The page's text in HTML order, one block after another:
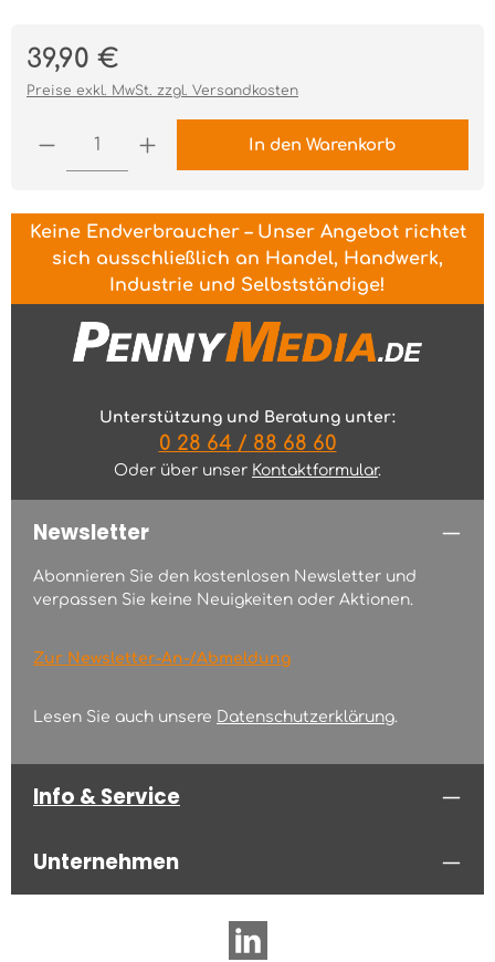
Regulärer Preis:
39,90 €
Preise exkl. MwSt. zzgl. Versandkosten
Produkt Anzahl: Gib den gewünschten Wert
In den Warenkorb
Keine Endverbraucher – Unser Angebot richtet
sich ausschließlich an Handel, Handwerk,
Industrie und Selbstständige!
Unterstützung und Beratung unter:
0 28 64 / 88 68 60
Oder über unser Kontaktformular.
Newsletter
Abonnieren Sie den kostenlosen Newsletter und
verpassen Sie keine Neuigkeiten oder Aktionen.
Zur Newsletter-An-/Abmeldung
Lesen Sie auch unsere Datenschutzerklärung.
Info & Service
Unternehmen